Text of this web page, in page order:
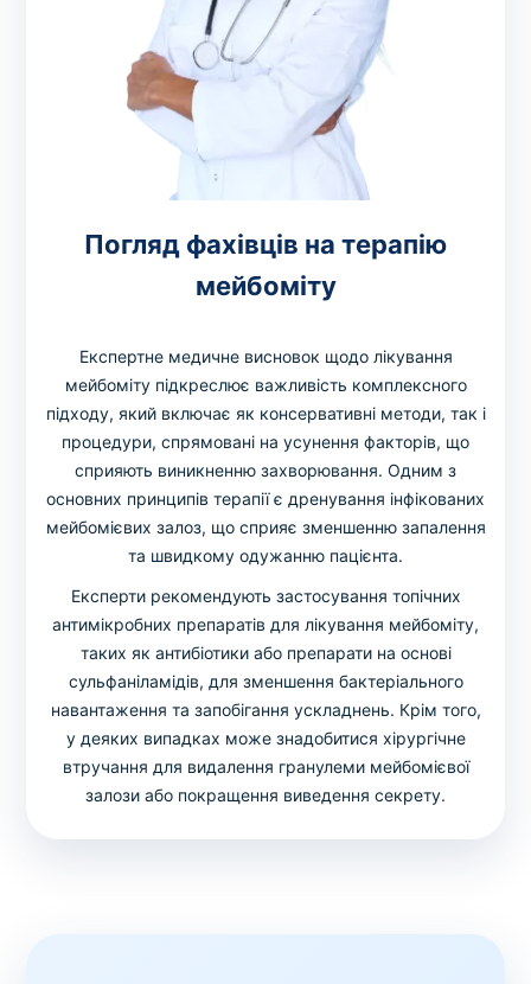
Погляд фахівців на терапію
мейбоміту
Експертне медичне висновок щодо лікування
мейбоміту підкреслює важливість комплексного
підходу, який включає як консервативні методи, так і
процедури, спрямовані на усунення факторів, що
сприяють виникненню захворювання. Одним з
основних принципів терапії є дренування інфікованих
мейбомієвих залоз, що сприяє зменшенню запалення
та швидкому одужанню пацієнта.
Експерти рекомендують застосування топічних
антимікробних препаратів для лікування мейбоміту,
таких як антибіотики або препарати на основі
сульфаніламідів, для зменшення бактеріального
навантаження та запобігання ускладнень. Крім того,
у деяких випадках може знадобитися хірургічне
втручання для видалення гранулеми мейбомієвої
залози або покращення виведення секрету.